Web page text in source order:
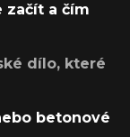
začít a čím
dílo, které
betonové